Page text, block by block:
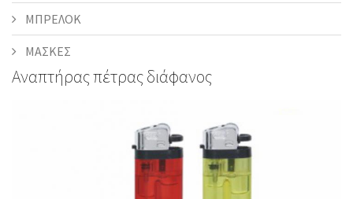
ΜΠΡΕΛΟΚ
ΜΑΣΚΕΣ
Αναπτήρας πέτρας διάφανος